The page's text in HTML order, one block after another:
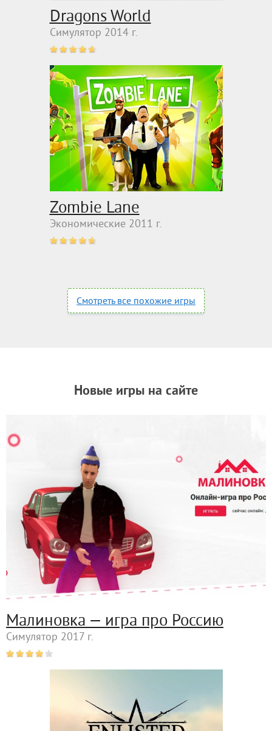
Dragons World
Симулятор 2014 г.
Zombie Lane
Экономические 2011 г.
Смотреть все похожие игры
Новые игры на сайте
Малиновка — игра про Россию
Симулятор 2017 г.